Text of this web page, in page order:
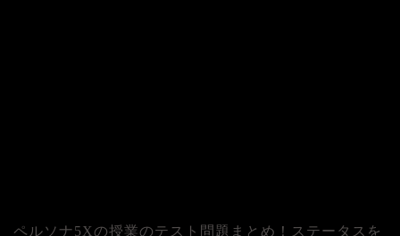
ペルソナ5Xの授業のテスト問題まとめ！ステータスを